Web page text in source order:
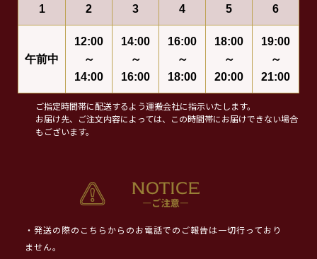
1 2 3 4 5 6
午前中
12:00
～
14:00
14:00
～
16:00
16:00
～
18:00
18:00
～
20:00
19:00
～
21:00
ご指定時間帯に配送するよう運搬会社に指示いたします。
お届け先、ご注文内容によっては、この時間帯にお届けできない場合
もございます。
・発送の際のこちらからのお電話でのご報告は一切行っており
ません。